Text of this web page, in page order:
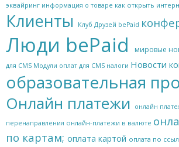
эквайринг информация о товаре как открыть
Клиенты Клуб Друзей bePaid
Люди bePaid мировые
для CMS Модули оплат для CMS налоги Новости
образовательная
Онлайн платежи
онлайн
перенаправления онлайн-платежи в валюте
по картам; оплата картой оплата по